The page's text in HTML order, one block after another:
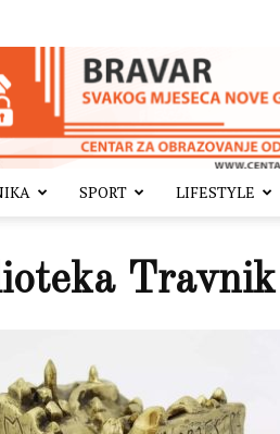
SPORT LIFESTYLE
Travnik